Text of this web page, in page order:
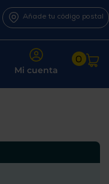
Añade tu código postal
Mi cuenta
0